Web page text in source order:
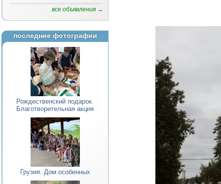
все объявления →
последние фотографии
Рождественский подарок.
Благотворительная акция
Грузия. Дом особенных